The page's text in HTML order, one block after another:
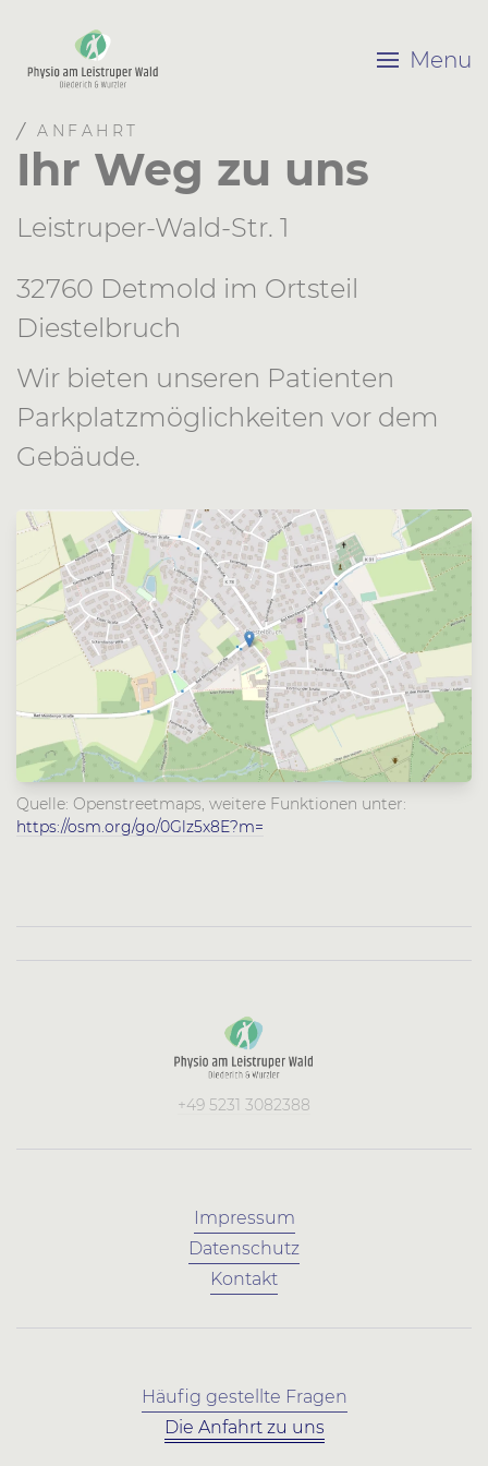
Menu
╱ ANFAHRT
Ihr Weg zu uns
Leistruper-Wald-Str. 1
32760 Detmold im Ortsteil
Diestelbruch
Wir bieten unseren Patienten
Parkplatzmöglichkeiten vor dem
Gebäude.
Quelle: Openstreetmaps, weitere Funktionen unter:
https://osm.org/go/0Glz5x8E?m=
+49 5231 3082388
Impressum
Datenschutz
Kontakt
Häufig gestellte Fragen
Die Anfahrt zu uns